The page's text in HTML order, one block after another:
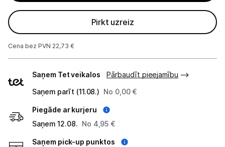
Projektori un ekrāni
Tīkla iekārtas
Biroja piederumi
Telefoni, planšetdatori
Pirkt uzreiz
Cena bez PVN 22,73 €
veidi
Saņem Tet veikalos
Pārbaudīt pieejamību
Saņem parīt (11.08.) No 0,00 €
Piegāde ar kurjeru
Saņem 12.08. No 4,95 €
Saņem pick-up punktos